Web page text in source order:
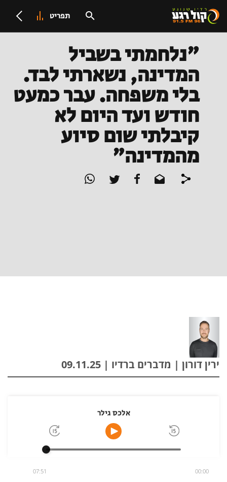
תפריט
"נלחמתי בשביל
המדינה, נשארתי לבד.
בלי משפחה. עבר כמעט
חודש ועד היום לא
קיבלתי שום סיוע
מהמדינה"
ירין דורון | מדברים ברדיו | 09.11.25
אלכס גילר
00:00
07:51